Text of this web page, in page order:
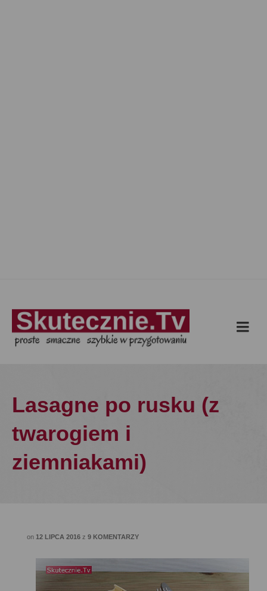
Lasagne po rusku (z
twarogiem i
ziemniakami)
on 12 LIPCA 2016 z 9 KOMENTARZY